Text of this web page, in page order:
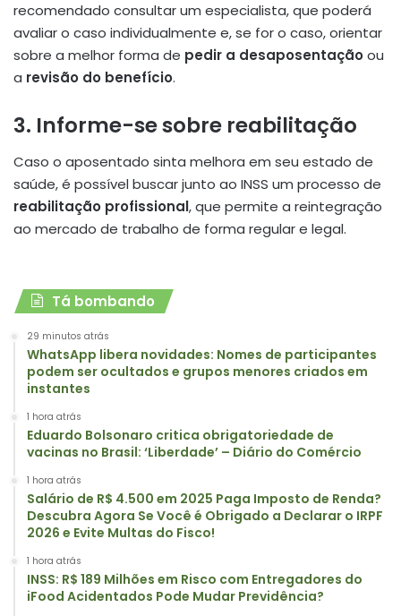
recomendado consultar um especialista, que poderá
avaliar o caso individualmente e, se for o caso, orientar
sobre a melhor forma de pedir a desaposentação ou
a revisão do benefício.
3. Informe-se sobre reabilitação
Caso o aposentado sinta melhora em seu estado de
saúde, é possível buscar junto ao INSS um processo de
reabilitação profissional, que permite a reintegração
ao mercado de trabalho de forma regular e legal.
Tá bombando
29 minutos atrás
WhatsApp libera novidades: Nomes de participantes
podem ser ocultados e grupos menores criados em
instantes
1 hora atrás
Eduardo Bolsonaro critica obrigatoriedade de
vacinas no Brasil: ‘Liberdade’ – Diário do Comércio
1 hora atrás
Salário de R$ 4.500 em 2025 Paga Imposto de Renda?
Descubra Agora Se Você é Obrigado a Declarar o IRPF
2026 e Evite Multas do Fisco!
1 hora atrás
INSS: R$ 189 Milhões em Risco com Entregadores do
iFood Acidentados Pode Mudar Previdência?